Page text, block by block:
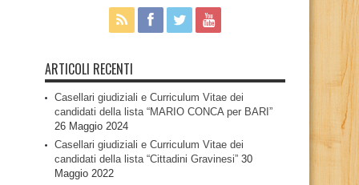
ARTICOLI RECENTI
Casellari giudiziali e Curriculum Vitae dei
candidati della lista “MARIO CONCA per BARI”
26 Maggio 2024
Casellari giudiziali e Curriculum Vitae dei
candidati della lista “Cittadini Gravinesi” 30
Maggio 2022